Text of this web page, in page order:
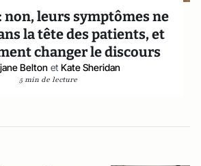
non, leurs symptômes ne
la tête des patients, et
changer le discours
Belton et Kate Sheridan
5 min de lecture